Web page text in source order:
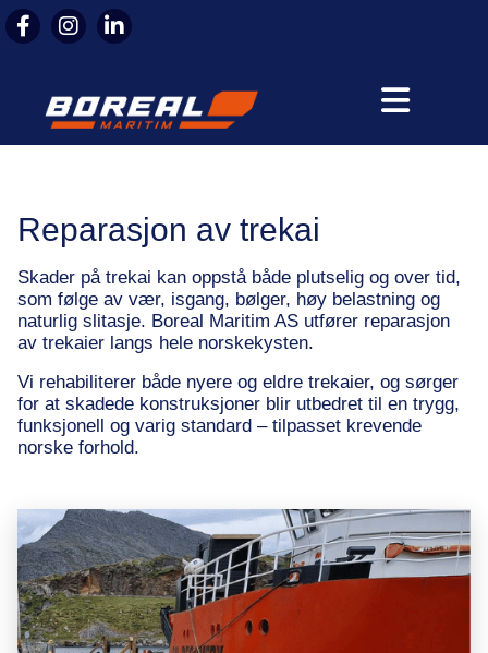
Reparasjon av trekai
Skader på trekai kan oppstå både plutselig og over tid,
som følge av vær, isgang, bølger, høy belastning og
naturlig slitasje. Boreal Maritim AS utfører reparasjon
av trekaier langs hele norskekysten.
Vi rehabiliterer både nyere og eldre trekaier, og sørger
for at skadede konstruksjoner blir utbedret til en trygg,
funksjonell og varig standard – tilpasset krevende
norske forhold.